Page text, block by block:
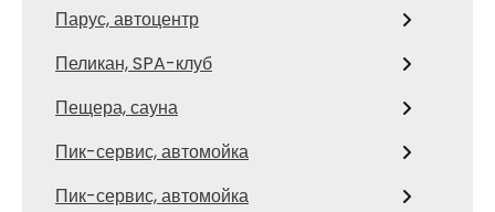
Парус, автоцентр
Пеликан, SPA-клуб
Пещера, сауна
Пик-сервис, автомойка
Пик-сервис, автомойка